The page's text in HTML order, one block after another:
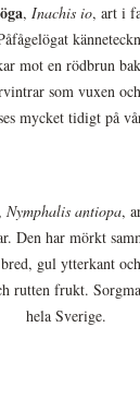
, Inachis io, art i
mot en rödbrun
som vuxen
mycket tidigt på
Nymphalis antiopa,
Den har mörkt
gul ytterkant
rutten frukt.
hela Sverige.